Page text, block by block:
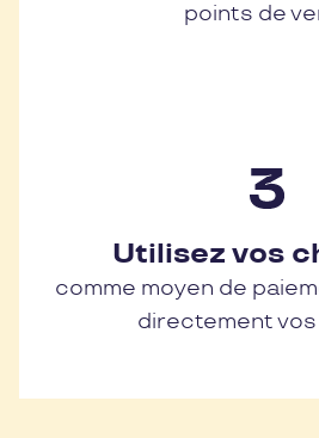
points de
Utilisez vos
comme moyen de
directement